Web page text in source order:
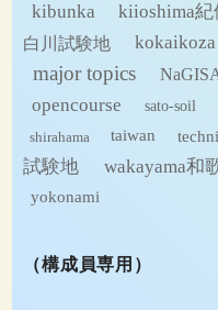
kibunka
kiioshima
白川試験地
kokaikoza
major topics
opencourse sato-soil
shirahama taiwan
試験地
wakayama和
yokonami
（構成員専用）